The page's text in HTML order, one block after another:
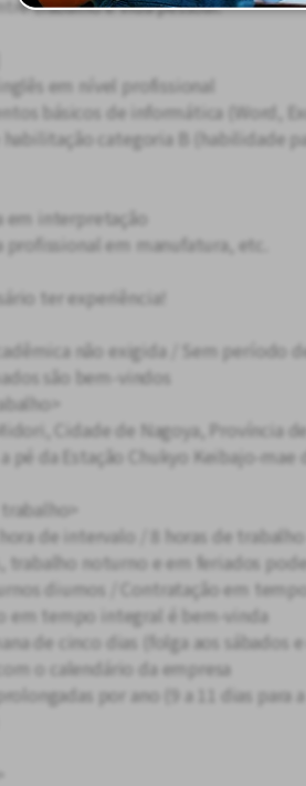
trabalho e vida pessoal.
inglês em nível profissional
básicos de informática (Word,
habilitação categoria B (habilidade
em interpretação
profissional em manufatura, etc.
ter experiência!
não exigida / Sem período
são bem-vindos
Cidade de Nagoya, Província
pé da Estação Chukyo Keibajo-
de intervalo / 8 horas de trabalho
trabalho noturno e em feriados
diurnos / Contratação em
em tempo integral é bem-vinda
de cinco dias (folga aos sábados
o calendário da empresa
por ano (9 a 11 dias para